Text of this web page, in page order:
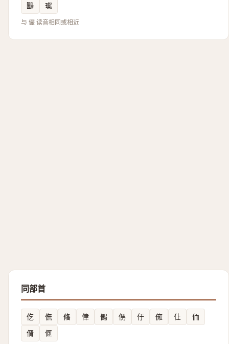
鶠
瓛
与 儼 读音相同或相近
同部首
仡 㒇 偹 侓 儩 侽 㐵 㒕 仩
侕
偦
㒑